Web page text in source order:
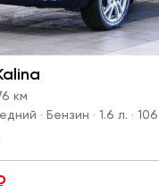
км
· Бензин · 1.6 л. · 106